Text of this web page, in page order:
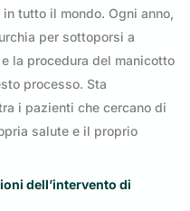
tutto il mondo. Ogni anno,
per sottoporsi a
la procedura del manicotto
processo. Sta
i pazienti che cercano di
salute e il proprio
dell’intervento di